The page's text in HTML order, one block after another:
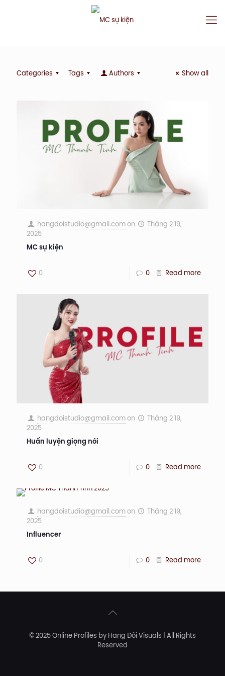
Categories Tags Authors Show all
hangdoistudio@gmail.comon
Tháng 2 19,
2025
MC sự kiện
0 0 Read more
hangdoistudio@gmail.comon
Tháng 2 19,
2025
Huấn luyện giọng nói
0 0 Read more
hangdoistudio@gmail.comon
Tháng 2 19,
2025
Influencer
0 0 Read more
© 2025 Online Profiles by Hang Đôi Visuals | All Rights
Reserved